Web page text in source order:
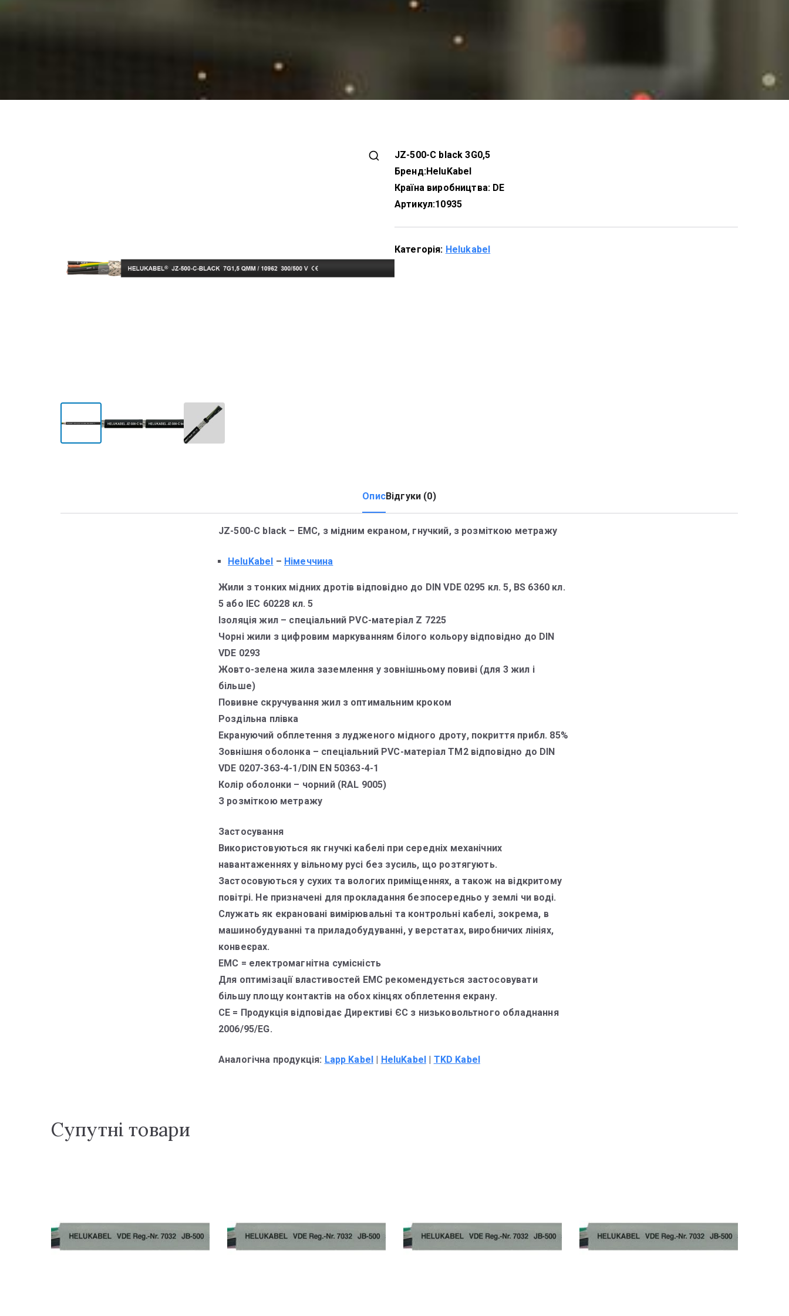
JZ-500-C black 3G0,5
Бренд:HeluKabel
Країна виробництва: DE
Артикул:10935
Категорія: Helukabel
ОписВідгуки (0)
JZ-500-C black – ЕМС, з мідним екраном, гнучкий, з розміткою метражу
HeluKabel – Німеччина
Жили з тонких мідних дротів відповідно до DIN VDE 0295 кл. 5, BS 6360 кл.
5 або IEC 60228 кл. 5
Ізоляція жил – спеціальний PVC-матеріал Z 7225
Чорні жили з цифровим маркуванням білого кольору відповідно до DIN
VDE 0293
Жовто-зелена жила заземлення у зовнішньому повиві (для 3 жил і
більше)
Повивне скручування жил з оптимальним кроком
Роздільна плівка
Екрануючий обплетення з лудженого мідного дроту, покриття прибл. 85%
Зовнішня оболонка – спеціальний PVC-матеріал TM2 відповідно до DIN
VDE 0207-363-4-1/DIN EN 50363-4-1
Колір оболонки – чорний (RAL 9005)
З розміткою метражу
Застосування
Використовуються як гнучкі кабелі при середніх механічних
навантаженнях у вільному русі без зусиль, що розтягують.
Застосовуються у сухих та вологих приміщеннях, а також на відкритому
повітрі. Не призначені для прокладання безпосередньо у землі чи воді.
Служать як екрановані вимірювальні та контрольні кабелі, зокрема, в
машинобудуванні та приладобудуванні, у верстатах, виробничих лініях,
конвеєрах.
ЕМС = електромагнітна сумісність
Для оптимізації властивостей ЕМС рекомендується застосовувати
більшу площу контактів на обох кінцях обплетення екрану.
CE = Продукція відповідає Директиві ЄС з низьковольтного обладнання
2006/95/EG.
Аналогічна продукція: Lapp Kabel | HeluKabel | TKD Kabel
Супутні товари